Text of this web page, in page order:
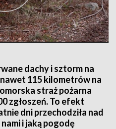
dachy i sztorm na
115 kilometrów na
straż pożarna
zgłoszeń. To efekt
dni przechodziła nad
i jaką pogodę